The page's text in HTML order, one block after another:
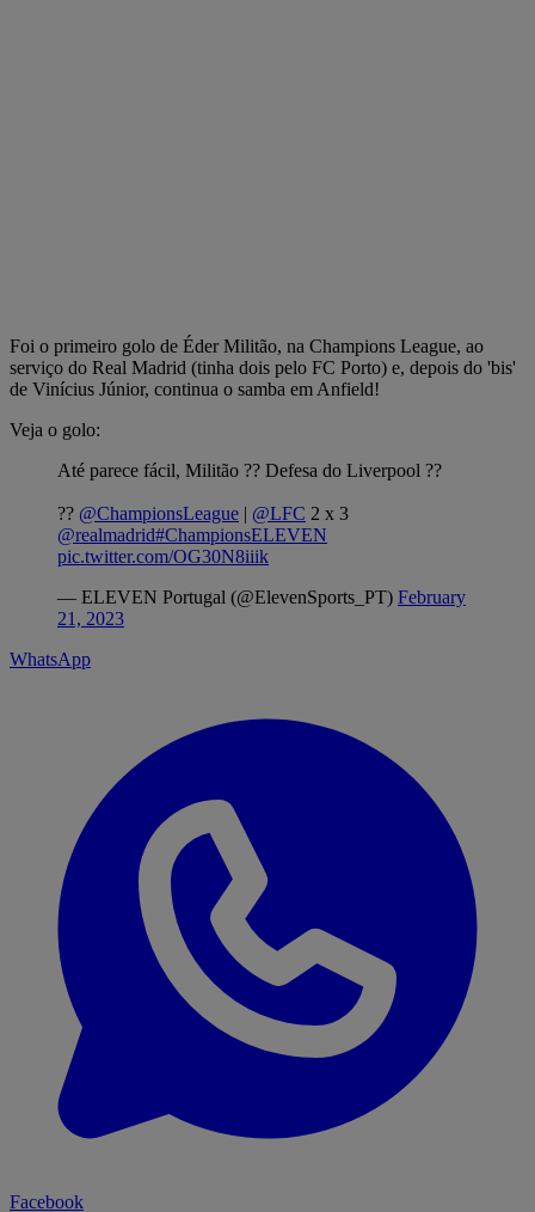
Foi o primeiro golo de Éder Militão, na Champions League, ao
serviço do Real Madrid (tinha dois pelo FC Porto) e, depois do 'bis'
de Vinícius Júnior, continua o samba em Anfield!
Veja o golo:
Até parece fácil, Militão ?? Defesa do Liverpool ??
?? @ChampionsLeague | @LFC 2 x 3
@realmadrid#ChampionsELEVEN
pic.twitter.com/OG30N8iiik
— ELEVEN Portugal (@ElevenSports_PT) February
21, 2023
WhatsApp
Facebook